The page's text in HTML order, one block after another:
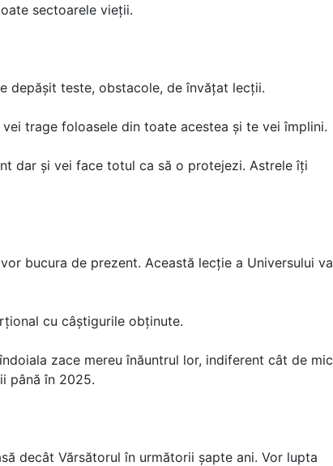
sectoarele vieții.
depășit teste, obstacole, de învățat lecții.
trage foloasele din toate acestea și te vei împlini.
dar și vei face totul ca să o protejezi. Astrele îți
bucura de prezent. Această lecție a Universului va
cu câștigurile obținute.
zace mereu înăuntrul lor, indiferent cât de mic
până în 2025.
decât Vărsătorul în următorii șapte ani. Vor lupta